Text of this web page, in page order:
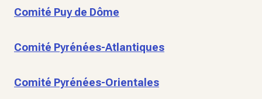
Comité Puy de Dôme
Comité Pyrénées-Atlantiques
Comité Pyrénées-Orientales